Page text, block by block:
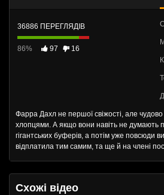
36886 ПЕРЕГЛЯДІВ
86% 97 16
Фарра Дахл не першої свіжості, але
хлопцями. А якщо вони навіть не думають
гігантських буферів, а потім уже повсюди
відплатила тим самим, та ще й на члені
Схожі відео